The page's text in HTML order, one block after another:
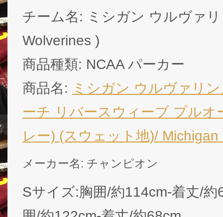
チーム名: ミシガン ウルヴァ
Wolverines )
商品種類: NCAA パーカー
商品名: ミシガン ウルヴァリ
ーチ リバースウィーブ プルオ
レー) (スウェット地)/ Michigan
メーカー名: チャンピオン
Sサイズ:胸囲/約114cm-着丈/